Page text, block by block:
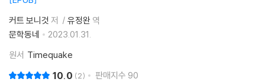
커트 보니것 저 유정완 역
문학동네
2023.01.31.
원서 Timequake
10.0 2 판매지수 90